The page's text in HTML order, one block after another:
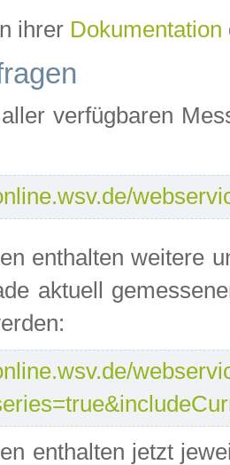
ihrer Dokumentation
verfügbaren
enthalten weitere
aktuell
enthalten jetzt